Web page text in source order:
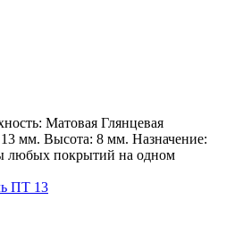
Матовая Глянцевая
мм. Высота: 8 мм. Назначение:
любых покрытий на одном
ПТ 13